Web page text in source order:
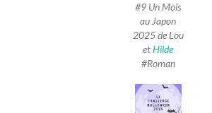
#9 Un Mois
au Japon
2025 de Lou
etHilde
#Roman